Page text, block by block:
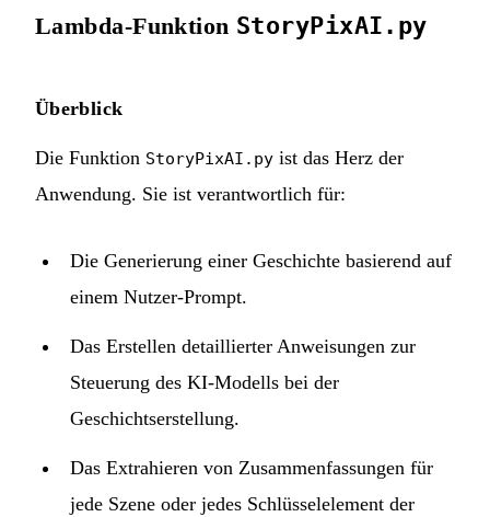
Lambda-Funktion StoryPixAI.py
Überblick
Die Funktion StoryPixAI.py ist das Herz der
Anwendung. Sie ist verantwortlich für:
Die Generierung einer Geschichte basierend auf
einem Nutzer-Prompt.
Das Erstellen detaillierter Anweisungen zur
Steuerung des KI-Modells bei der
Geschichtserstellung.
Das Extrahieren von Zusammenfassungen für
jede Szene oder jedes Schlüsselelement der